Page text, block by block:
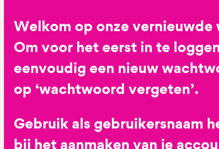
Welkom op onze vernieuwde
Om voor het eerst in te
eenvoudig een nieuw
op ‘wachtwoord vergeten’.
Gebruik als gebruikersnaam
bij het aanmaken van je